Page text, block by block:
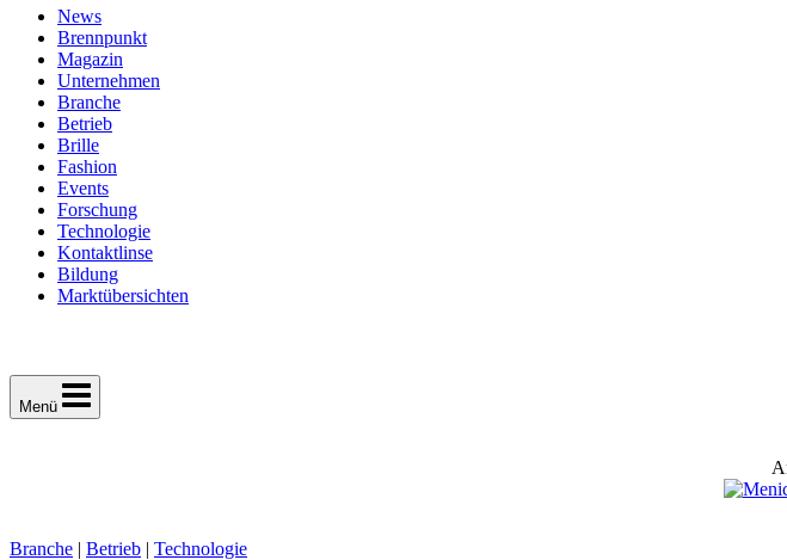
News
Brennpunkt
Magazin
Unternehmen
Branche
Betrieb
Brille
Fashion
Events
Forschung
Technologie
Kontaktlinse
Bildung
Marktübersichten
Menü
Branche | Betrieb | Technologie